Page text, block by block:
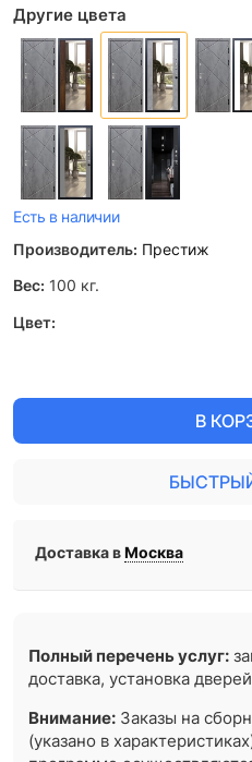
Другие цвета
Есть в наличии
Производитель: Престиж
Вес: 100 кг.
Цвет:
В
Доставка вМосква
Полный перечень услуг:
доставка, установка
Внимание: Заказы на
(указано в